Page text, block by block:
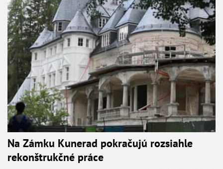
Na Zámku Kunerad pokračujú rozsiahle
rekonštrukčné práce